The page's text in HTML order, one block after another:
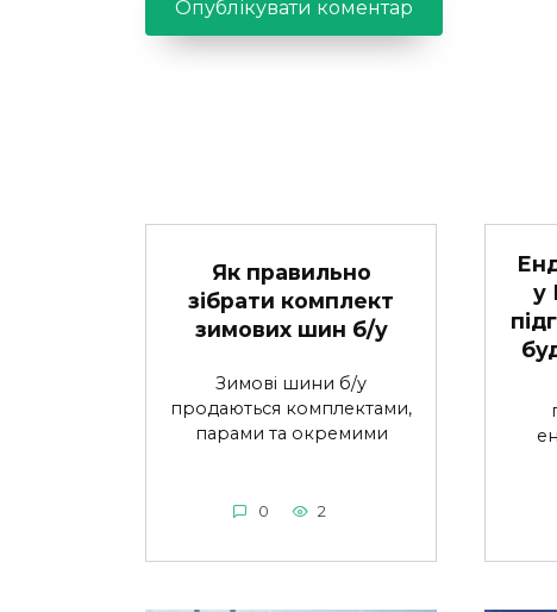
Як правильно
зібрати комплект
зимових шин б/у
Зимові шини б/у
продаються комплектами,
парами та окремими
0 2
у